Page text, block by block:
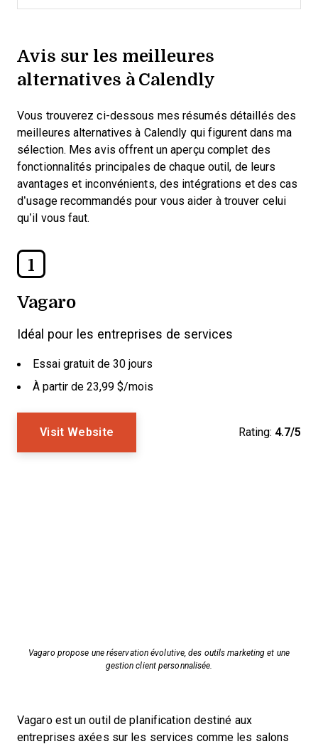
Avis sur les meilleures
alternatives à Calendly
Vous trouverez ci-dessous mes résumés détaillés des
meilleures alternatives à Calendly qui figurent dans ma
sélection. Mes avis offrent un aperçu complet des
fonctionnalités principales de chaque outil, de leurs
avantages et inconvénients, des intégrations et des cas
d’usage recommandés pour vous aider à trouver celui
qu’il vous faut.
1
Vagaro
Idéal pour les entreprises de services
Essai gratuit de 30 jours
À partir de 23,99 $/mois
Visit Website Rating: 4.7/5
Vagaro propose une réservation évolutive, des outils marketing et une
gestion client personnalisée.
Vagaro est un outil de planification destiné aux
entreprises axées sur les services comme les salons